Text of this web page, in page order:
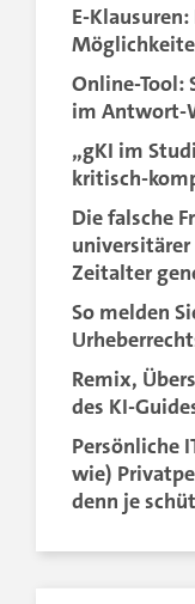
E-
Online-Tool:
im Antwort-
„gKI im
kritisch-
Die falsche
Zeitalter
So melden
Remix,
des KI-
Persönliche
wie)
denn je